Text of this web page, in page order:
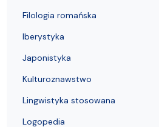
Filologia romańska
Iberystyka
Japonistyka
Kulturoznawstwo
Lingwistyka stosowana
Logopedia